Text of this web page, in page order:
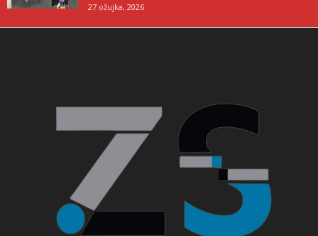
27 ožujka, 2026